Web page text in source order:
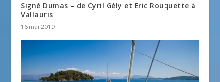
Signé Dumas – de Cyril Gély et Eric Rouquette à
Vallauris
16 mai 2019